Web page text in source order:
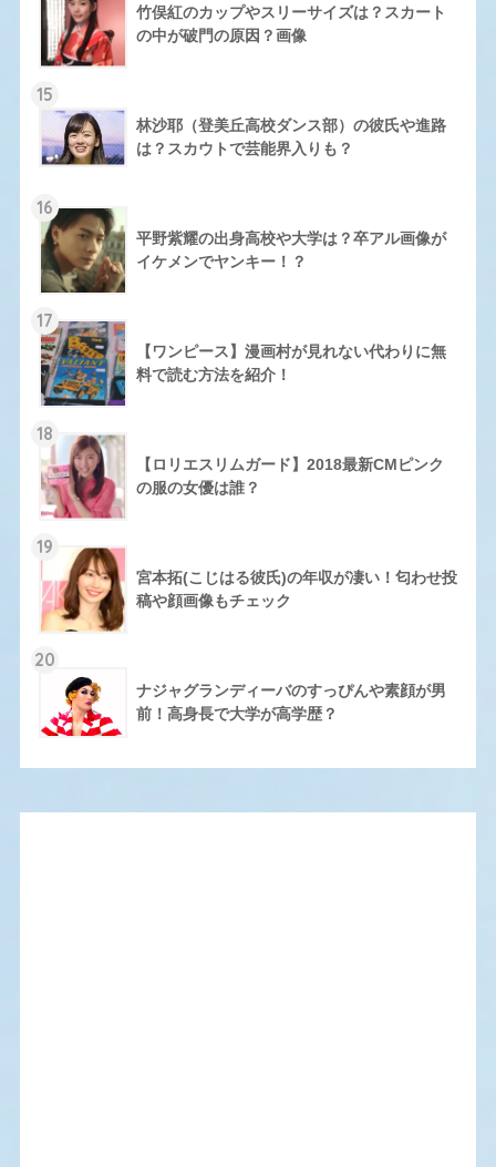
竹俣紅のカップやスリーサイズは？スカート
の中が破門の原因？画像
15
林沙耶（登美丘高校ダンス部）の彼氏や進路
は？スカウトで芸能界入りも？
16
平野紫耀の出身高校や大学は？卒アル画像が
イケメンでヤンキー！？
17
【ワンピース】漫画村が見れない代わりに無
料で読む方法を紹介！
18
【ロリエスリムガード】2018最新CMピンク
の服の女優は誰？
19
宮本拓(こじはる彼氏)の年収が凄い！匂わせ投
稿や顔画像もチェック
20
ナジャグランディーバのすっぴんや素顔が男
前！高身長で大学が高学歴？